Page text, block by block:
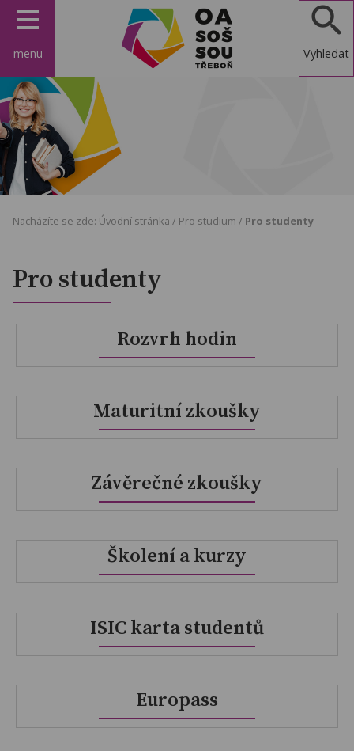
menu Vyhledat
Nacházíte se zde: Úvodní stránka / Pro studium / Pro studenty
Pro studenty
Rozvrh hodin
Maturitní zkoušky
Závěrečné zkoušky
Školení a kurzy
ISIC karta studentů
Europass